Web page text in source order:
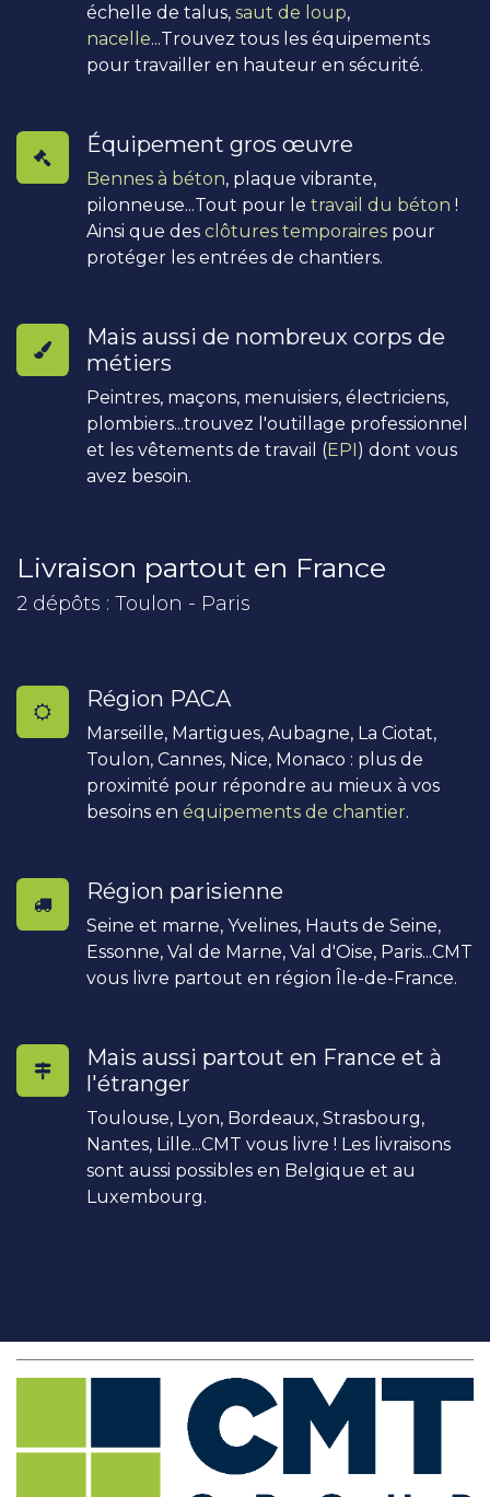
échelle de talus, saut de loup,
nacelle...Trouvez tous les équipements
pour travailler en hauteur en sécurité.
Équipement gros œuvre
Bennes à béton, plaque vibrante,
pilonneuse...Tout pour le travail du béton !
Ainsi que des clôtures temporaires pour
protéger les entrées de chantiers.
Mais aussi de nombreux corps de
métiers
Peintres, maçons, menuisiers, électriciens,
plombiers...trouvez l'outillage professionnel
et les vêtements de travail (EPI) dont vous
avez besoin.
Livraison partout en France
2 dépôts : Toulon - Paris
Région PACA
Marseille, Martigues, Aubagne, La Ciotat,
Toulon, Cannes, Nice, Monaco : plus de
proximité pour répondre au mieux à vos
besoins en équipements de chantier.
Région parisienne
Seine et marne, Yvelines, Hauts de Seine,
Essonne, Val de Marne, Val d'Oise, Paris...CMT
vous livre partout en région Île-de-France.
Mais aussi partout en France et à
l'étranger
Toulouse, Lyon, Bordeaux, Strasbourg,
Nantes, Lille...CMT vous livre ! Les livraisons
sont aussi possibles en Belgique et au
Luxembourg.